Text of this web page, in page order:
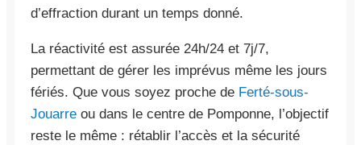
d’effraction durant un temps donné.
La réactivité est assurée 24h/24 et 7j/7,
permettant de gérer les imprévus même les jours
fériés. Que vous soyez proche de Ferté-sous-
Jouarre ou dans le centre de Pomponne, l’objectif
reste le même : rétablir l’accès et la sécurité